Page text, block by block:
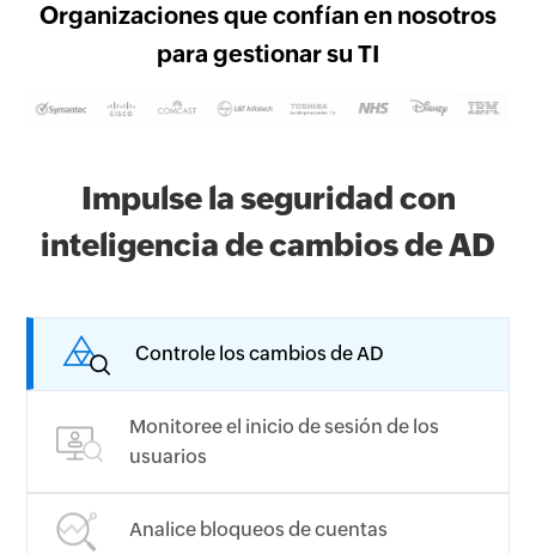
Organizaciones que confían en nosotros
para gestionar su TI
Impulse la seguridad con
inteligencia de cambios de AD
Controle los cambios de AD
Monitoree el inicio de sesión de los
usuarios
Analice bloqueos de cuentas